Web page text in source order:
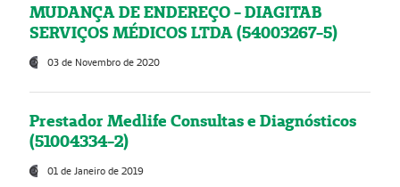
MUDANÇA DE ENDEREÇO - DIAGITAB
SERVIÇOS MÉDICOS LTDA (54003267-5)
03 de Novembro de 2020
Prestador Medlife Consultas e Diagnósticos
(51004334-2)
01 de Janeiro de 2019